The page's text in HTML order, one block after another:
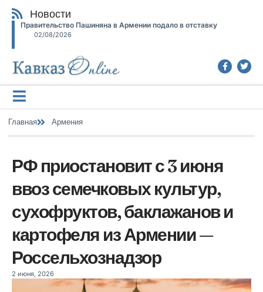
Новости
Правительство Пашиняна в Армении подало в отставку
02/08/2026
Главная Армения
РФ приостановит с 3 июня
ввоз семечковых культур,
сухофруктов, баклажанов и
картофеля из Армении —
Россельхознадзор
2 июня, 2026